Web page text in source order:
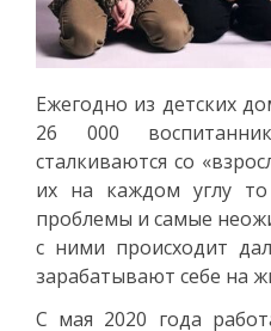
Ежегодно из детских
26 000
сталкиваются со
их на каждом углу
проблемы и самые
с ними происходит
зарабатывают себе на
С мая 2020 года